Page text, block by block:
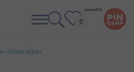
rhône-alpes